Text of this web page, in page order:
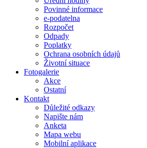
Povinné informace
e-podatelna
Rozpočet
Odpady
Poplatky
Ochrana osobních údajů
Životní situace
Fotogalerie
Akce
Ostatní
Kontakt
Důležité odkazy
Napište nám
Anketa
Mapa webu
Mobilní aplikace